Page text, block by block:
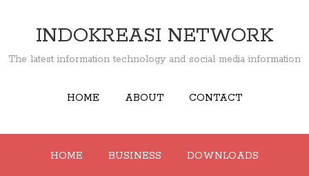
INDOKREASI NETWORK
The latest information technology and social media information
HOME ABOUT CONTACT
HOME BUSINESS DOWNLOADS